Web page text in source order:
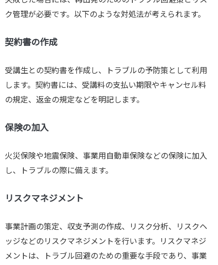
ク管理が必要です。以下のような対処法が考えられます。
契約書の作成
受講生との契約書を作成し、トラブルの予防策として利用
します。契約書には、受講料の支払い期限やキャンセル料
の規定、返金の規定などを明記します。
保険の加入
火災保険や地震保険、事業用自動車保険などの保険に加入
し、トラブルの際に備えます。
リスクマネジメント
事業計画の策定、収支予測の作成、リスク分析、リスクヘ
ッジなどのリスクマネジメントを行います。リスクマネジ
メントは、トラブル回避のための重要な手段であり、事業